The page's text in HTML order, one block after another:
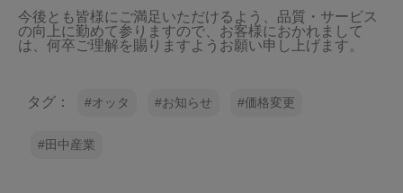
今治タオルについて
当サイトについて
ヘルプ
今後とも皆様にご満足いただけるよう、品質・サービス
の向上に勤めて参りますので、お客様におかれまして
は、何卒ご理解を賜りますようお願い申し上げます。
タグ： オッタ お知らせ 価格変更
田中産業